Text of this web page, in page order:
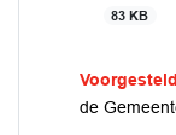
83 KB
de